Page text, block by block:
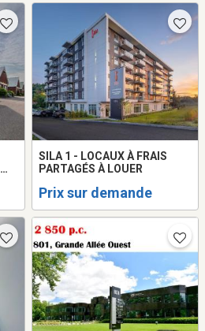
SILA 1 - LOCAUX À FRAIS
PARTAGÉS À LOUER
Prix sur demande